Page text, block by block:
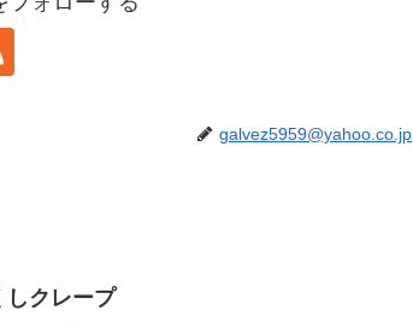
galvez5959@yahoo.co.jp
しクレープ